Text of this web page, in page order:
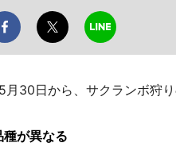
30日から、サクランボ狩り
が異なる